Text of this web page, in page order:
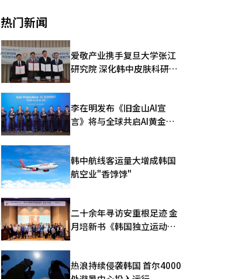
热门新闻
爱敬产业携手复旦大学张江
研究院 深化韩中皮肤科研合
李在明发布《旧金山AI宣
言》将与全球共启AI黄金时
韩中航线客运量大增成韩国
航空业"香饽饽"
二十余年寻访安重根足迹 金
月培新书《韩国独立运动圣
热浪持续侵袭韩国 首尔4000